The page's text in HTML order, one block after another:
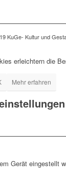
KuGe- Kultur und
erleichtern die
Mehr erfahren
Gerät eingestellt